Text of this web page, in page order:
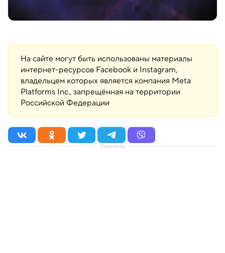
На сайте могут быть использованы материалы
интернет-ресурсов Facebook и Instagram,
владельцем которых является компания Meta
Platforms Inc., запрещённая на территории
Российской Федерации
Реклама